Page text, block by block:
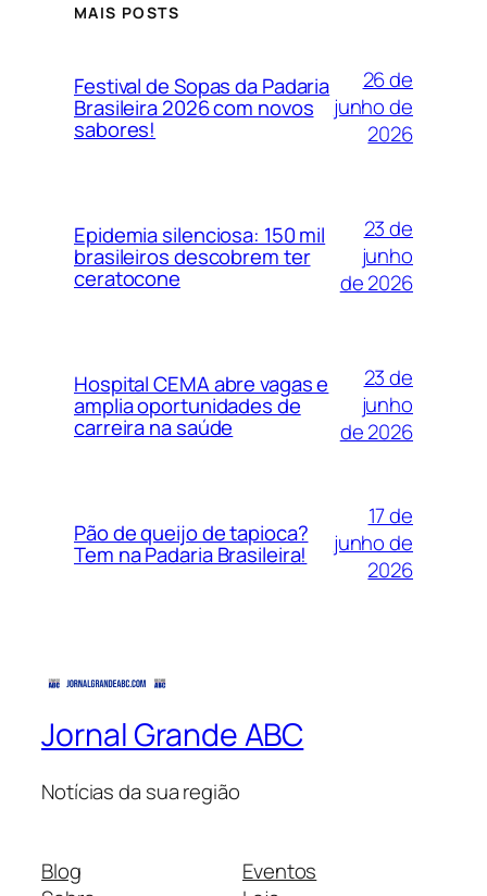
MAIS POSTS
Festival de Sopas da Padaria
Brasileira 2026 com novos
sabores!
26 de
junho de
2026
Epidemia silenciosa: 150 mil
brasileiros descobrem ter
ceratocone
23 de
junho
de 2026
Hospital CEMA abre vagas e
amplia oportunidades de
carreira na saúde
23 de
junho
de 2026
Pão de queijo de tapioca?
Tem na Padaria Brasileira!
17 de
junho de
2026
Jornal Grande ABC
Notícias da sua região
Blog
Eventos